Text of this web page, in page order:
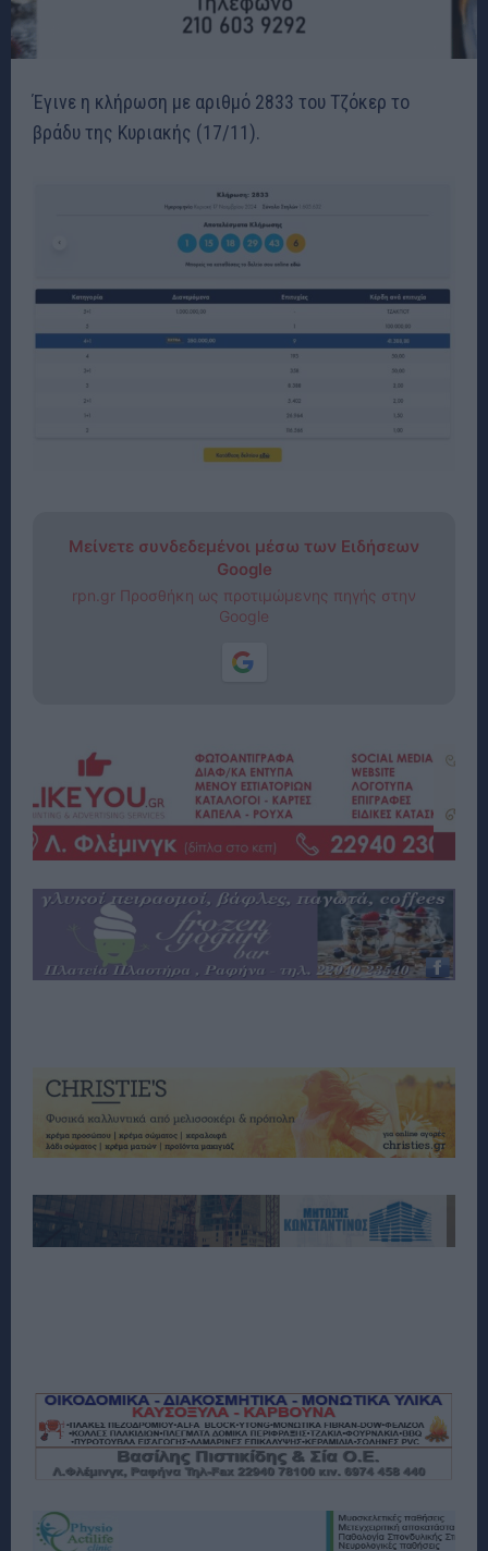
Έγινε η κλήρωση με αριθμό 2833 του Τζόκερ το
βράδυ της Κυριακής (17/11).
Μείνετε συνδεδεμένοι μέσω των Ειδήσεων
Google
rpn.gr Προσθήκη ως προτιμώμενης πηγής στην
Google